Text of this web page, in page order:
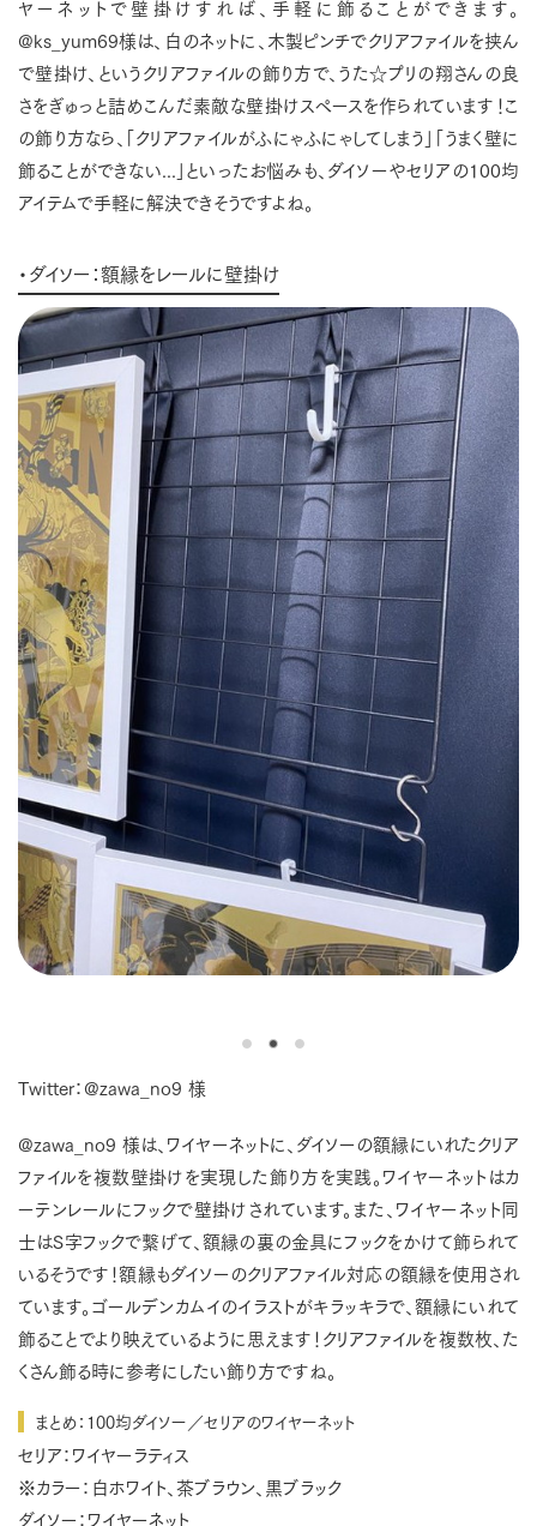
ヤーネットで壁掛けすれば、手軽に飾ることができます。
@ks_yum69様は、白のネットに、木製ピンチでクリアファイルを挟ん
で壁掛け、というクリアファイルの飾り方で、うた☆プリの翔さんの良
さをぎゅっと詰めこんだ素敵な壁掛けスペースを作られています！こ
の飾り方なら、「クリアファイルがふにゃふにゃしてしまう」「うまく壁に
飾ることができない...」といったお悩みも、ダイソーやセリアの100均
アイテムで手軽に解決できそうですよね。
・ダイソー：額縁をレールに壁掛け
Twitter：@zawa_no9 様
@zawa_no9 様は、ワイヤーネットに、ダイソーの額縁にいれたクリア
ファイルを複数壁掛けを実現した飾り方を実践。ワイヤーネットはカ
ーテンレールにフックで壁掛けされています。また、ワイヤーネット同
士はS字フックで繋げて、額縁の裏の金具にフックをかけて飾られて
いるそうです！額縁もダイソーのクリアファイル対応の額縁を使用され
ています。ゴールデンカムイのイラストがキラッキラで、額縁にいれて
飾ることでより映えているように思えます！クリアファイルを複数枚、た
くさん飾る時に参考にしたい飾り方ですね。
まとめ：100均ダイソー／セリアのワイヤーネット
セリア：ワイヤーラティス
※カラー：白ホワイト、茶ブラウン、黒ブラック
ダイソー：ワイヤーネット